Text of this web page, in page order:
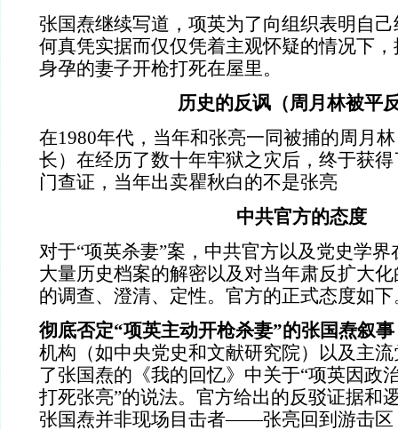
张国焘继续写道，项英为了向组织表明自
何真凭实据而仅仅凭着主观怀疑的情况下
身孕的妻子开枪打死在屋里。
历史的反讽（周月林被平
在1980年代，当年和张亮一同被捕的周月
长）在经历了数十年牢狱之灾后，终于获
门查证，当年出卖瞿秋白的不是张亮
中共官方的态度
对于“项英杀妻”案，中共官方以及党史学
大量历史档案的解密以及对当年肃反扩大
的调查、澄清、定性。官方的正式态度如下
彻底否定“项英主动开枪杀妻”的张国焘叙事
机构（如中央党史和文献研究院）以及主
了张国焘的《我的回忆》中关于“项英因政
打死张亮”的说法。官方给出的反驳证据和
张国焘并非现场目击者——张亮回到游击区